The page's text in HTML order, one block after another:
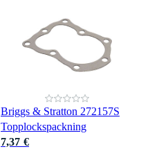
Briggs & Stratton 272157S
Topplockspackning
7,37 €